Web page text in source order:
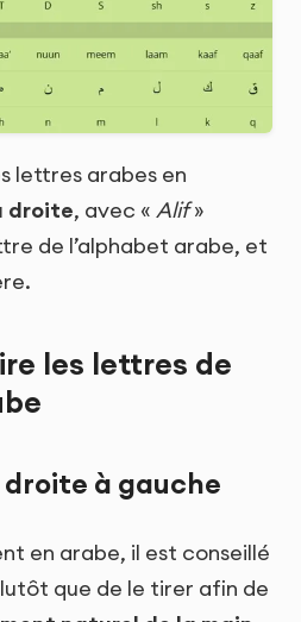
lettres arabes en
droite, avec « Alif»
de l’alphabet arabe, et
les lettres de
à gauche
en arabe, il est conseillé
que de le tirer afin de